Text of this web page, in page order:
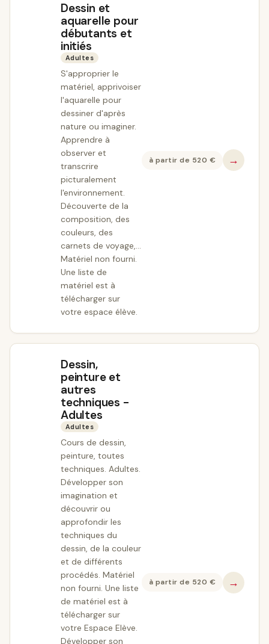
Dessin et
aquarelle pour
débutants et
initiés
Adultes
S'approprier le
matériel, apprivoiser
l'aquarelle pour
dessiner d'après
nature ou imaginer.
Apprendre à
observer et
transcrire
picturalement
l'environnement.
Découverte de la
composition, des
couleurs, des
carnets de voyage,...
Matériel non fourni.
Une liste de
matériel est à
télécharger sur
votre espace élève.
à partir de 520 € →
Dessin,
peinture et
autres
techniques -
Adultes
Adultes
Cours de dessin,
peinture, toutes
techniques. Adultes.
Développer son
imagination et
découvrir ou
approfondir les
techniques du
dessin, de la couleur
et de différents
procédés. Matériel
non fourni. Une liste
de matériel est à
télécharger sur
votre Espace Elève.
Développer son
à partir de 520 € →